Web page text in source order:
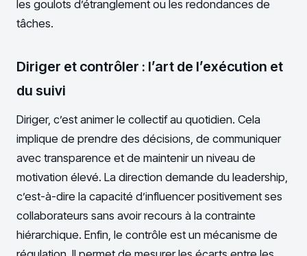
les goulots d’étranglement ou les redondances de
tâches.
Diriger et contrôler : l’art de l’exécution et
du suivi
Diriger, c’est animer le collectif au quotidien. Cela
implique de prendre des décisions, de communiquer
avec transparence et de maintenir un niveau de
motivation élevé. La direction demande du leadership,
c’est-à-dire la capacité d’influencer positivement ses
collaborateurs sans avoir recours à la contrainte
hiérarchique. Enfin, le contrôle est un mécanisme de